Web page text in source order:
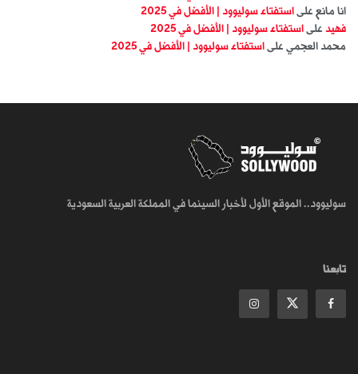
انا مانع على استفتاء سوليوود | الأفضل في 2025
فهيد على استفتاء سوليوود | الأفضل في 2025
محمد العجمي على استفتاء سوليوود | الأفضل في 2025
سوليوود.. الموقع الأول لأخبار السينما في المملكة العربية السعودية
تابعنا